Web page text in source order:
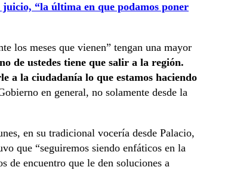
juicio, “la última en que podamos poner
los meses que vienen” tengan una mayor
de ustedes tiene que salir a la región.
a la ciudadanía lo que estamos haciendo
en general, no solamente desde la
en su tradicional vocería desde Palacio,
que “seguiremos siendo enfáticos en la
de encuentro que le den soluciones a